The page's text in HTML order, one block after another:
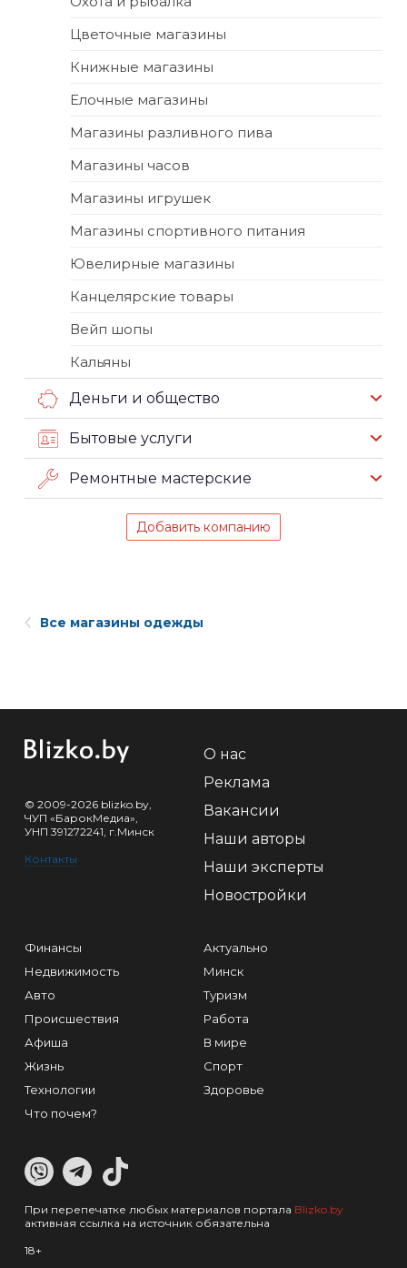
Цветочные магазины
Книжные магазины
Елочные магазины
Магазины разливного пива
Магазины часов
Магазины игрушек
Магазины спортивного питания
Ювелирные магазины
Канцелярские товары
Вейп шопы
Кальяны
Деньги и общество
Бытовые услуги
Ремонтные мастерские
Добавить компанию
Все магазины одежды
© 2009-2026 blizko.by,
ЧУП «БарокМедиа»,
УНП 391272241, г.Минск
Контакты
О нас
Реклама
Вакансии
Наши авторы
Наши эксперты
Новостройки
Финансы
Недвижимость
Авто
Происшествия
Афиша
Жизнь
Технологии
Что почем?
Актуально
Минск
Туризм
Работа
В мире
Спорт
Здоровье
При перепечатке любых материалов портала Blizko.by
активная ссылка на источник обязательна
18+